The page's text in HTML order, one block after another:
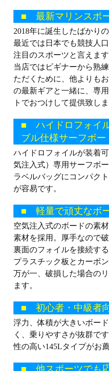
■ 最新マリンスポ
2018年に誕生したばかり
最近では日本でも競技人
注目のスポーツと言えます
当店ではビギナーから熟
ただくために、他よりも
の最新ギアと一緒に、専
トでおつけして提供致しま
■ ハイドロフォイ
ブル仕様サーフボー
ハイドロフォイルが装着
気注入式）専用サーフボ
ラベルバッグにコンパク
が容易です。
■ 軽量で頑丈なボ
空気注入式のボードの素
素材を採用。厚手なので
裏面のフォイルを接続す
プラスチック板とカーボ
万が一、破損した場合の
ます。
■ 初心者・中級者
浮力、体積が大きいボー
く、乗りやすさが抜群で
性の高い145Lタイプがお薦
■ 他スポーツでも